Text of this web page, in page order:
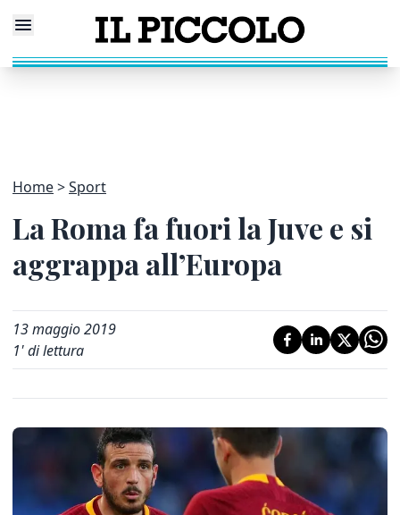
Home Sport
La Roma fa fuori la Juve e si
aggrappa all’Europa
13 maggio 2019
1' di lettura